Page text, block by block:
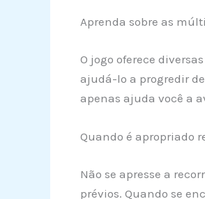
Aprenda sobre as
O jogo oferece
ajudá-lo a progredir
apenas ajuda você a
Quando é apropriado
Não se apresse a
prévios. Quando se